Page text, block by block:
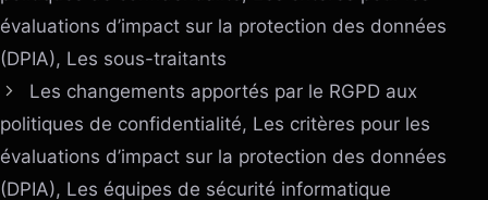
évaluations d’impact sur la protection des données
(DPIA), Les sous-traitants
Les changements apportés par le RGPD aux
politiques de confidentialité, Les critères pour les
évaluations d’impact sur la protection des données
(DPIA), Les équipes de sécurité informatique